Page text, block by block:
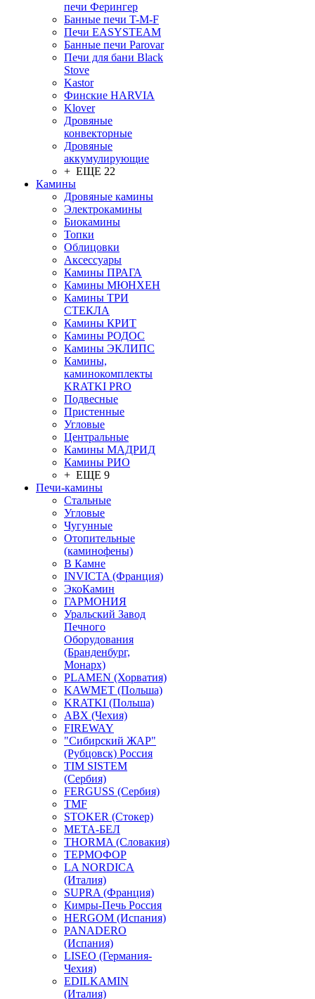
печи Ферингер
Банные печи T-M-F
Печи EASYSTEAM
Банные печи Parovar
Печи для бани Black
Stove
Kastor
Финские HARVIA
Klover
Дровяные
конвекторные
Дровяные
аккумулирующие
+ ЕЩЕ 22
Камины
Дровяные камины
Электрокамины
Биокамины
Топки
Облицовки
Аксессуары
Камины ПРАГА
Камины МЮНХЕН
Камины ТРИ
СТЕКЛА
Камины КРИТ
Камины РОДОС
Камины ЭКЛИПС
Камины,
каминокомплекты
KRATKI PRO
Подвесные
Пристенные
Угловые
Центральные
Камины МАДРИД
Камины РИО
+ ЕЩЕ 9
Печи-камины
Стальные
Угловые
Чугунные
Отопительные
(каминофены)
В Камне
INVICTA (Франция)
ЭкоКамин
ГАРМОНИЯ
Уральский Завод
Печного
Оборудования
(Бранденбург,
Монарх)
PLAMEN (Хорватия)
KAWMET (Польша)
KRATKI (Польша)
ABX (Чехия)
FIREWAY
"Сибирский ЖАР"
(Рубцовск) Россия
TIM SISTEM
(Сербия)
FERGUSS (Сербия)
TMF
STOKER (Стокер)
МЕТА-БЕЛ
THORMA (Словакия)
ТЕРМОФОР
LA NORDICA
(Италия)
SUPRA (Франция)
Кимры-Печь Россия
HERGOM (Испания)
PANADERO
(Испания)
LISEO (Германия-
Чехия)
EDILKAMIN
(Италия)